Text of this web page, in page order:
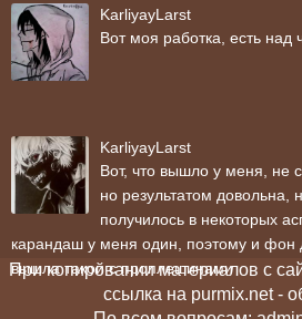
KarliyayLarst
Вот моя работка, есть над
KarliyayLarst
Вот, что вышло у меня, не
но результатом довольна,
получилось в некоторых
карандаш у меня один, поэтому и фон
вышла такой с проплешинами
При копировании материалов с
ссылка на purmix.net -